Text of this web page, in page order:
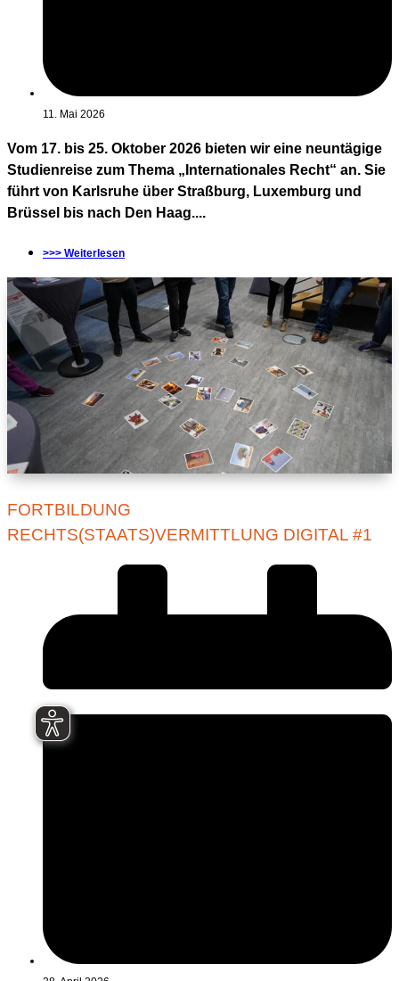
11. Mai 2026
Vom 17. bis 25. Oktober 2026 bieten wir eine neuntägige
Studienreise zum Thema „Internationales Recht“ an. Sie
führt von Karlsruhe über Straßburg, Luxemburg und
Brüssel bis nach Den Haag....
>>> Weiterlesen
FORTBILDUNG
RECHTS(STAATS)VERMITTLUNG DIGITAL #1